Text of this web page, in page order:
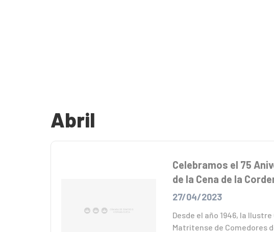
Abril
Celebramos el 75
de la Cena de la
27/04/2023
Desde el año 1946, la Ilustre
Matritense de Comedores